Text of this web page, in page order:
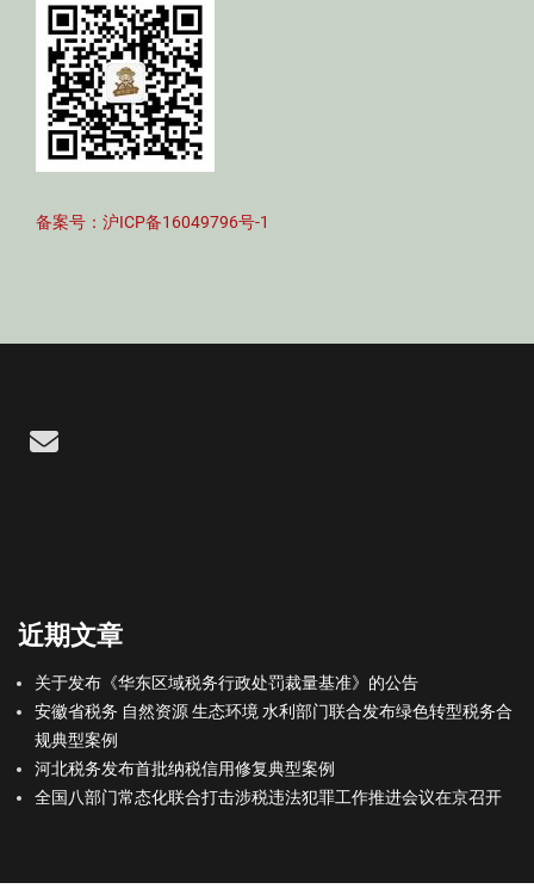
备案号：沪ICP备16049796号-1
Email
近期文章
关于发布《华东区域税务行政处罚裁量基准》的公告
安徽省税务 自然资源 生态环境 水利部门联合发布绿色转型税务合
规典型案例
河北税务发布首批纳税信用修复典型案例
全国八部门常态化联合打击涉税违法犯罪工作推进会议在京召开